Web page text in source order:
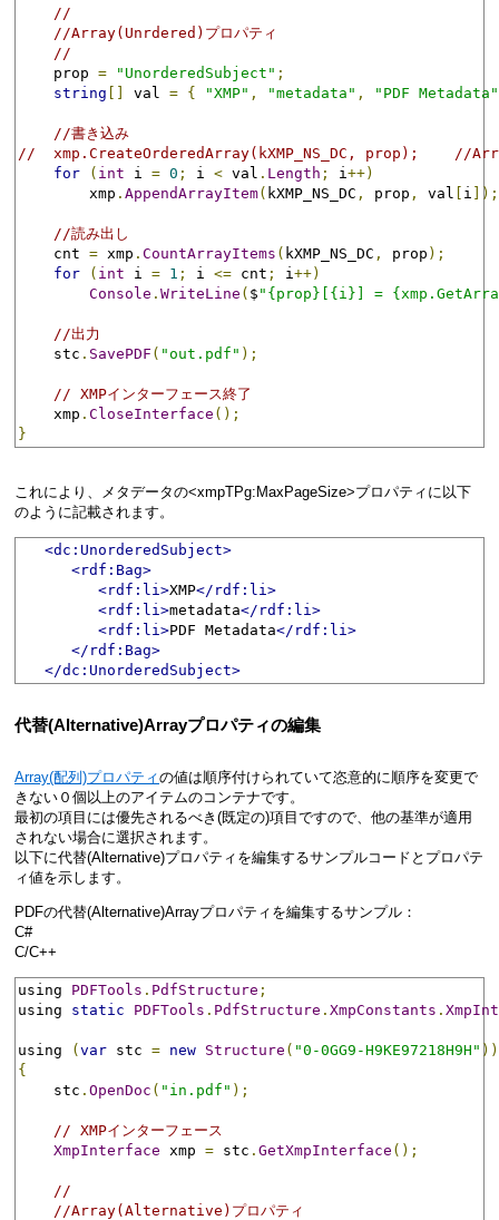
//
//Array(Unrdered)プロパティ
//
    prop
= "UnorderedSubject" ;
string
val = { "XMP" , "metadata" , "PDF Metadata"
//書き込み
//  xmp.CreateOrderedArray(kXMP_NS_DC, prop);    //Array
for
( int i = 0 ; i < val . Length ; i ++)
        xmp
. AppendArrayItem( kXMP_NS_DC , prop , val i ]);
//読み出し
    cnt
= xmp . CountArrayItems ( kXMP_NS_DC , prop );
for
( int i = 1 ; i <= cnt ; i ++)
Console . WriteLine ( $ "{prop}[{i}] =
//出力
    stc
. SavePDF ( "out.pdf" );
// XMPインターフェース終了
    xmp
. CloseInterface ();
}
これにより、メタデータの<xmpTPg:MaxPageSize>プロパティに以下
のように記載されます。
<dc:UnorderedSubject>
<rdf:Bag>
<rdf:li>XMP</rdf:li>
<rdf:li>metadata</rdf:li>
<rdf:li>PDF Metadata</rdf:li>
</rdf:Bag>
</dc:UnorderedSubject>
代替(Alternative)Arrayプロパティの編集
Array(配列)プロパティの値は順序付けられていて恣意的に順序を変更で
きない０個以上のアイテムのコンテナです。
最初の項目には優先されるべき(既定の)項目ですので、他の基準が適用
されない場合に選択されます。
以下に代替(Alternative)プロパティを編集するサンプルコードとプロパテ
ィ値を示します。
PDFの代替(Alternative)Arrayプロパティを編集するサンプル：
C#
C/C++
using PDFTools . PdfStructure ;
using static PDFTools . PdfStructure . XmpConstants .
using ( var stc = new Structure ( "0-0GG9-H9KE97218H9H" ))
{
    stc
. OpenDoc ( "in.pdf" );
// XMPインターフェース
XmpInterface xmp = stc . GetXmpInterface ();
//
//Array(Alternative)プロパティ